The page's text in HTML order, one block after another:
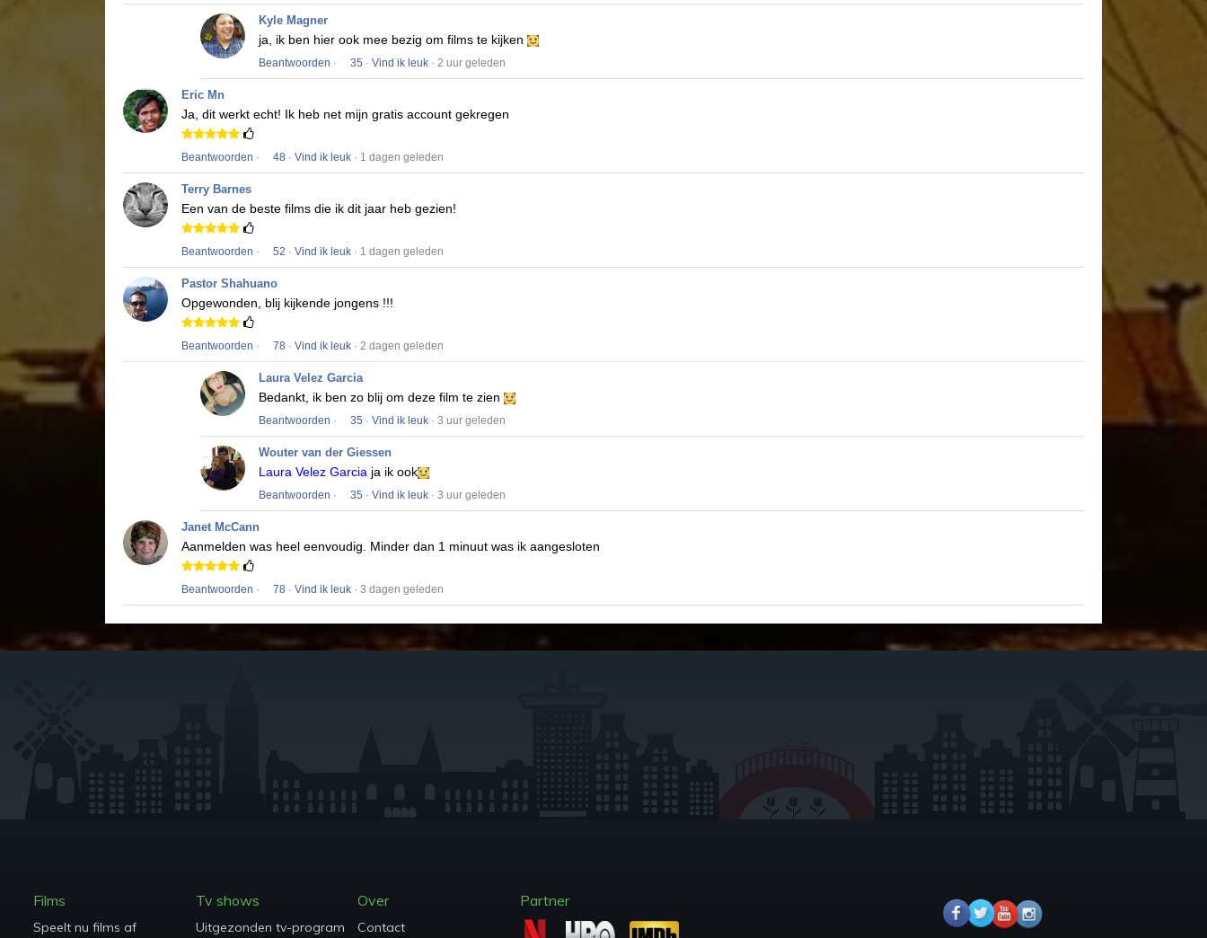
Kyle Magner
ja, ik ben hier ook mee bezig om films te kijken
Beantwoorden · 35 · Vind ik leuk · 2 uur geleden
Eric Mn
Ja, dit werkt echt! Ik heb net mijn gratis account gekregen
Beantwoorden · 48 · Vind ik leuk · 1 dagen geleden
Terry Barnes
Een van de beste films die ik dit jaar heb gezien!
Beantwoorden · 52 · Vind ik leuk · 1 dagen geleden
Pastor Shahuano
Opgewonden, blij kijkende jongens !!!
Beantwoorden · 78 · Vind ik leuk · 2 dagen geleden
Laura Velez Garcia
Bedankt, ik ben zo blij om deze film te zien
Beantwoorden · 35 · Vind ik leuk · 3 uur geleden
Wouter van der Giessen
Laura Velez Garcia ja ik ook
Beantwoorden · 35 · Vind ik leuk · 3 uur geleden
Janet McCann
Aanmelden was heel eenvoudig. Minder dan 1 minuut was ik aangesloten
Beantwoorden · 78 · Vind ik leuk · 3 dagen geleden
Films
Speelt nu films af
Tv shows
Uitgezonden tv-programma's
Over
Contact
Partner